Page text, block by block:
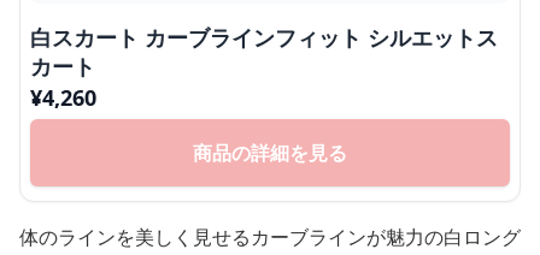
白スカート カーブラインフィット シルエットス
カート
¥4,260
商品の詳細を見る
体のラインを美しく見せるカーブラインが魅力の白ロング